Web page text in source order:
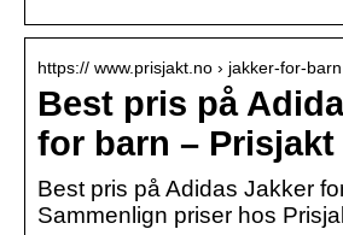
https:// www.prisjakt.no › jakker-for-barn
Best pris på
for barn – Prisjakt
Best pris på Adidas Jakker
Sammenlign priser hos